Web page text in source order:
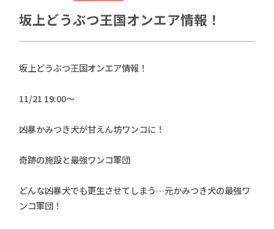
online store
さかがみ家おすすめグッズ
新着情報
プライバシーポリシー
坂上どうぶつ王国オンエア情報！
坂上どうぶつ王国オンエア情報！
11/21 19:00〜
凶暴かみつき犬が甘えん坊ワンコに！
奇跡の施設と最強ワンコ軍団
どんな凶暴犬でも更生させてしまう…元かみつき犬の最強ワ
ンコ軍団！